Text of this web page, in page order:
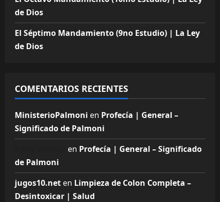
de Dios
El Séptimo Mandamiento (9no Estudio) | La Ley
de Dios
COMENTARIOS RECIENTES
MinisterioPalmoni en Profecía | General –
Significado de Palmoni
en Profecía | General – Significado
de Palmoni
jugos10.net en Limpieza de Colon Completa –
Desintoxicar | Salud